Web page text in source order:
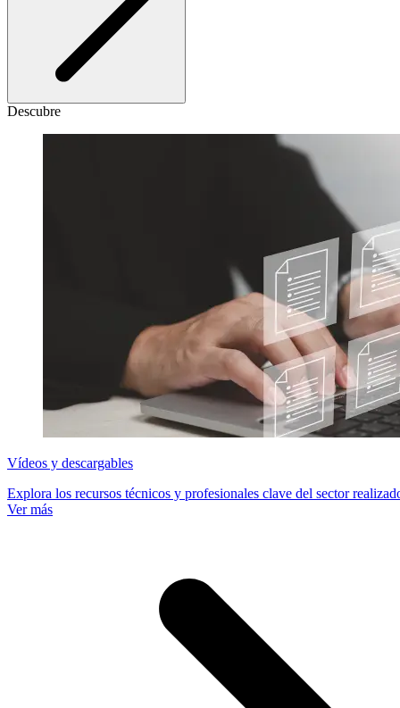
Descubre
Vídeos y descargables
Explora los recursos técnicos y profesionales clave del sector
Ver más